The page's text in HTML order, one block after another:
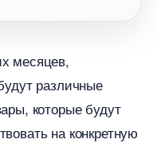
месяцев,
различные
которые будут
на конкретную